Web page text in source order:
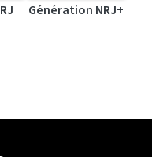
Génération NRJ+